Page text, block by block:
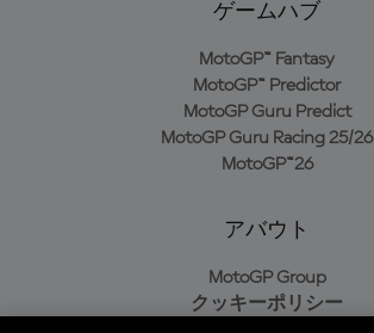
ゲームハブ
MotoGP™ Fantasy
MotoGP™ Predictor
MotoGP Guru Predict
MotoGP Guru Racing 25/26
MotoGP™26
アバウト
MotoGP Group
クッキーポリシー